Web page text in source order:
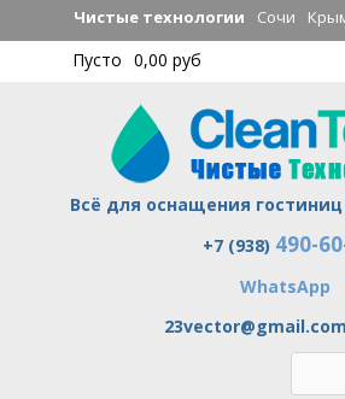
Перейти к
основному
содержанию
Чистые технологии Сочи
Пусто 0,00 руб
Всё для оснащения
Чистые +7 (938) 490-
WhatsApp
23vector@gmail.com